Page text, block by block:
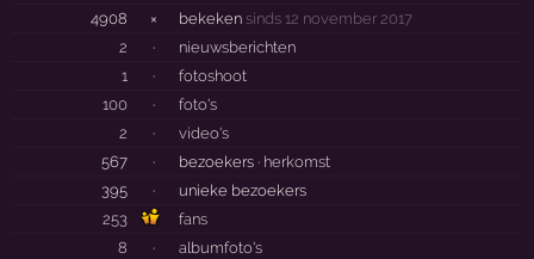
4908
× bekeken sinds 12 november 2017
2
·
nieuwsberichten
1
·
fotoshoot
100
·
foto's
2
·
video's
567
· bezoekers · herkomst
395
·
unieke bezoekers
253
fans
8
·
albumfoto's